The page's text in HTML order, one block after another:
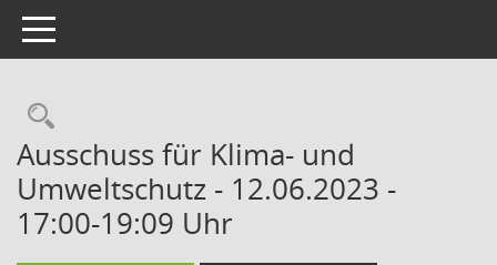
Toggle navigation
Rechercheauswahl
Ausschuss für Klima- und
Umweltschutz - 12.06.2023 -
17:00-19:09 Uhr